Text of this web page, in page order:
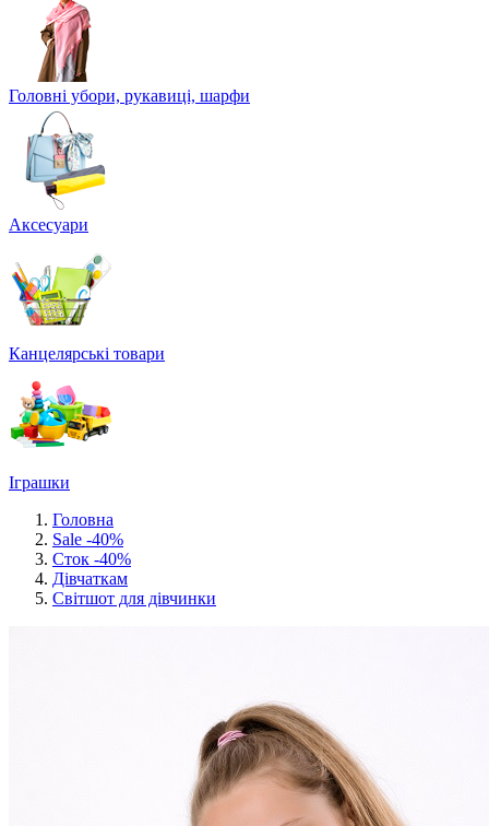
Головні убори, рукавиці, шарфи
Аксесуари
Канцелярські товари
Іграшки
Головна
Sale -40%
Сток -40%
Дівчаткам
Світшот для дівчинки